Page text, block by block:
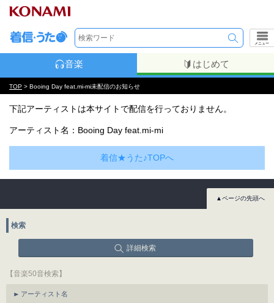
メニュー
音楽 はじめて
TOP > Booing Day feat.mi-mi未配信のお知らせ
下記アーティストは本サイトで配信を行っておりません。
アーティスト名：Booing Day feat.mi-mi
着信★うた♪TOPへ
▲ページの先頭へ
検索
詳細検索
【音楽50音検索】
アーティスト名